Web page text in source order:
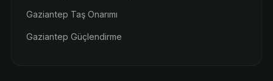
Gaziantep Taş Onarımı
Gaziantep Güçlendirme